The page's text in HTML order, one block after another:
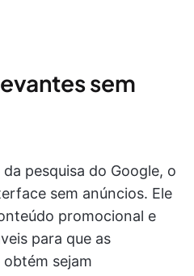
sem
pesquisa do Google, o
sem anúncios. Ele
promocional e
para que as
sejam